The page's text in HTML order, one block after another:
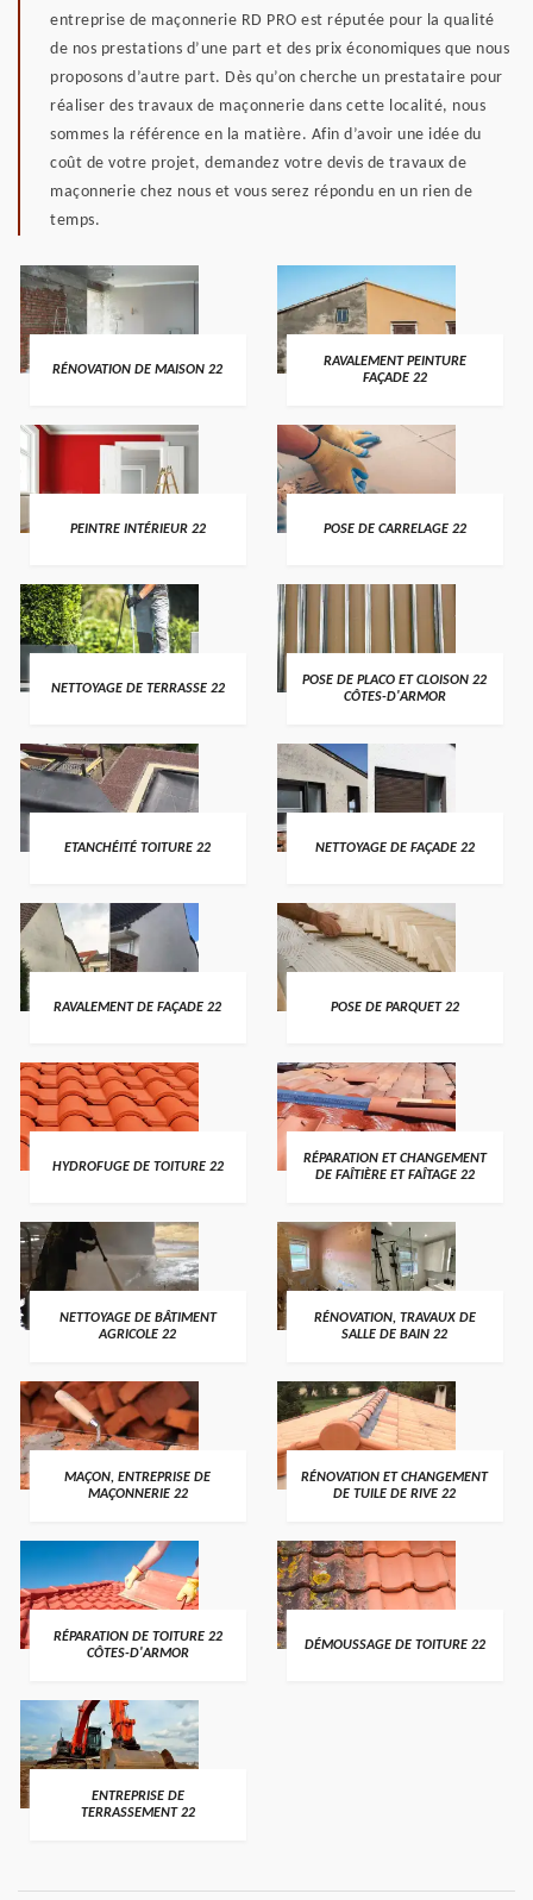
entreprise de maçonnerie RD PRO est réputée pour la qualité
de nos prestations d’une part et des prix économiques que nous
proposons d’autre part. Dès qu’on cherche un prestataire pour
réaliser des travaux de maçonnerie dans cette localité, nous
sommes la référence en la matière. Afin d’avoir une idée du
coût de votre projet, demandez votre devis de travaux de
maçonnerie chez nous et vous serez répondu en un rien de
temps.
RÉNOVATION DE MAISON 22
RAVALEMENT PEINTURE
FAÇADE 22
PEINTRE INTÉRIEUR 22 POSE DE CARRELAGE 22
NETTOYAGE DE TERRASSE 22
POSE DE PLACO ET CLOISON 22
CÔTES-D'ARMOR
ETANCHÉITÉ TOITURE 22 NETTOYAGE DE FAÇADE 22
RAVALEMENT DE FAÇADE 22 POSE DE PARQUET 22
HYDROFUGE DE TOITURE 22
RÉPARATION ET CHANGEMENT
DE FAÎTIÈRE ET FAÎTAGE 22
NETTOYAGE DE BÂTIMENT
AGRICOLE 22
RÉNOVATION, TRAVAUX DE
SALLE DE BAIN 22
MAÇON, ENTREPRISE DE
MAÇONNERIE 22
RÉNOVATION ET CHANGEMENT
DE TUILE DE RIVE 22
RÉPARATION DE TOITURE 22
CÔTES-D'ARMOR
DÉMOUSSAGE DE TOITURE 22
ENTREPRISE DE
TERRASSEMENT 22